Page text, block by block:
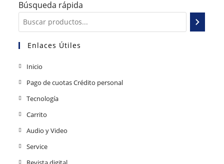
Búsqueda rápida
Enlaces Útiles
Inicio
Pago de cuotas Crédito personal
Tecnología
Carrito
Audio y Video
Service